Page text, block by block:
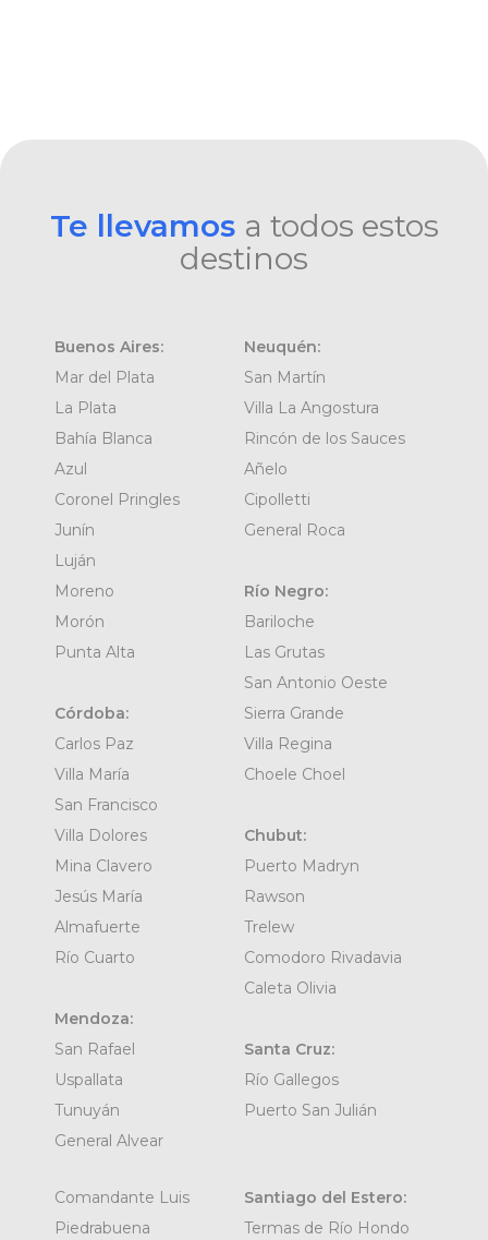
Te llevamos a todos estos
destinos
Buenos Aires:
Mar del Plata
La Plata
Bahía Blanca
Azul
Coronel Pringles
Junín
Luján
Moreno
Morón
Punta Alta
Córdoba:
Carlos Paz
Villa María
San Francisco
Villa Dolores
Mina Clavero
Jesús María
Almafuerte
Río Cuarto
Mendoza:
San Rafael
Uspallata
Tunuyán
General Alvear
Neuquén:
San Martín
Villa La Angostura
Rincón de los Sauces
Añelo
Cipolletti
General Roca
Río Negro:
Bariloche
Las Grutas
San Antonio Oeste
Sierra Grande
Villa Regina
Choele Choel
Chubut:
Puerto Madryn
Rawson
Trelew
Comodoro Rivadavia
Caleta Olivia
Santa Cruz:
Río Gallegos
Puerto San Julián
Comandante Luis
Piedrabuena
Santiago del Estero:
Termas de Río Hondo